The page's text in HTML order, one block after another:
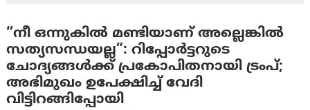
“നീ ഒന്നുകിൽ മണ്ടിയാണ് അല്ലെങ്കിൽ
സത്യസന്ധയല്ല”: റിപ്പോര്‍ട്ടറുടെ
ചോദ്യങ്ങള്‍ക്ക് പ്രകോപിതനായി ട്രം‌പ്;
അഭിമുഖം ഉപേക്ഷിച്ച് വേദി
വിട്ടിറങ്ങിപ്പോയി